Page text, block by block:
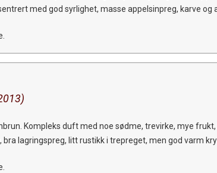
med god syrlighet, masse appelsinpreg, karve og
Kompleks duft med noe sødme, trevirke, mye
bra lagringspreg, litt rustikk i trepreget, men god varm